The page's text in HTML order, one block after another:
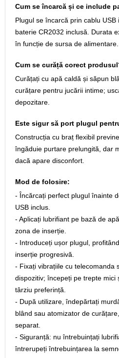
Cum se încarcă și ce include
Plugul se încarcă prin cablu
baterie CR2032 inclusă. Durata
în funcție de sursa de alimentare.
Cum se curăță corect
Curățați cu apă caldă și săpun
curățare pentru jucării intime;
depozitare.
Este sigur să port plugul
Construcția cu braț flexibil
îngăduie purtare prelungită, dar
dacă apare disconfort.
Mod de folosire:
- Încărcați perfect plugul înainte
USB inclus.
- Aplicați lubrifiant pe bază de
zona de inserție.
- Introduceți ușor plugul,
inserție progresivă.
- Fixați vibrațiile cu telecomanda
dispozitiv; începeți pe trepte mici
târziu preferință.
- După utilizare, îndepărtați
blând sau atomizator de
separat.
- Siguranță: nu întrebuințați
întrerupeți întrebuințarea la